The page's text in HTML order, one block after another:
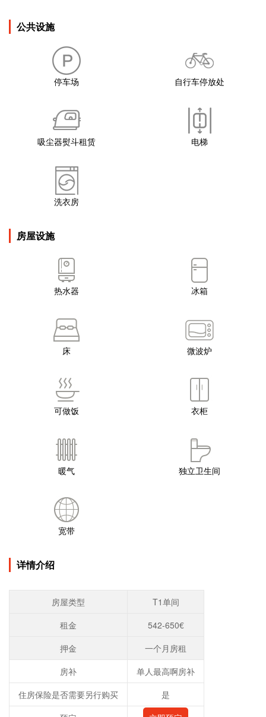
公共设施
停车场 自行车停放处
吸尘器熨斗租赁 电梯
洗衣房
房屋设施
热水器 冰箱
床 微波炉
可做饭 衣柜
暖气 独立卫生间
宽带
详情介绍
房屋类型
T1单间
租金
542-650€
押金
一个月房租
房补
单人最高啊房补
住房保险是否需要另行购买
是